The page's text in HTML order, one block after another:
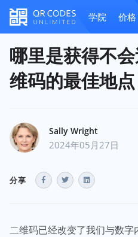
学院 价格
哪里是获得不
维码的最佳地点
Sally Wright
2024年05月27日
分享
二维码已经改变了我们与数